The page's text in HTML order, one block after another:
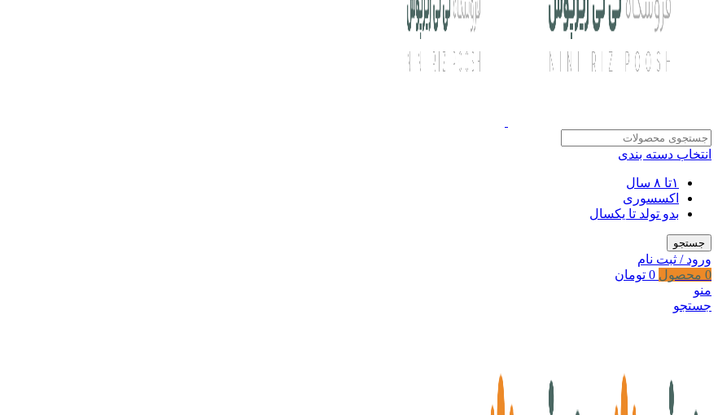
انتخاب دسته بندی
۱تا ۸ سال
اکسسوری
بدو تولد تا یکسال
جستجو
ورود / ثبت نام
0 محصول 0 تومان
منو
جستجو